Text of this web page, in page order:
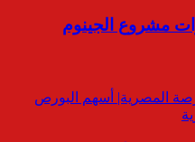
مشروع الجينوم